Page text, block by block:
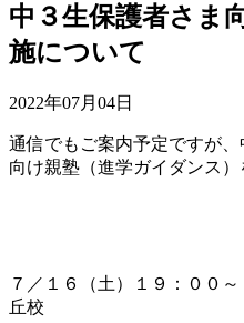
中３生保護者さま
施について
2022年07月04日
通信でもご案内予定ですが、
向け親塾（進学ガイダンス）
７／１６（土）１９：００
丘校